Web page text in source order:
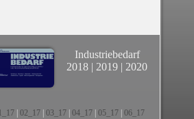
Industriebedarf
2018 | 2019 | 2020
02_17 03_17 04_17 05_17 06_17